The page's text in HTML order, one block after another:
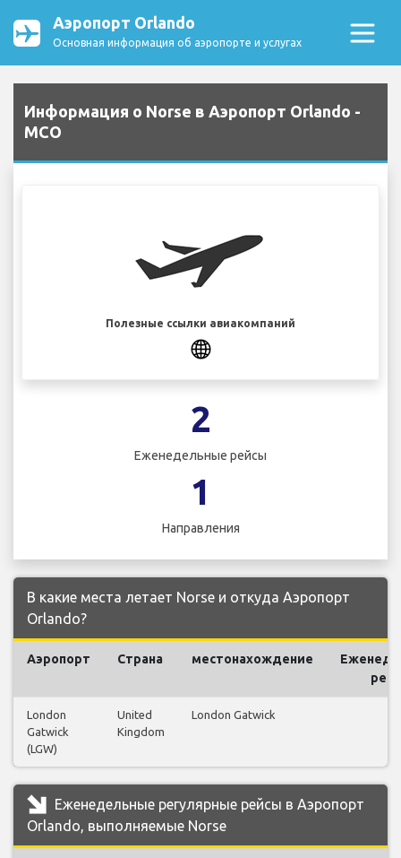
Аэропорт Orlando
Основная информация об аэропорте и услугах
Информация о Norse в Аэропорт Orlando -
MCO
Полезные ссылки авиакомпаний
2
Еженедельные рейсы
1
Направления
В какие места летает Norse и откуда Аэропорт
Orlando?
Аэропорт Страна местонахождение
London
Gatwick
(LGW)
United
Kingdom
London Gatwick
Еженедельные регулярные рейсы в Аэропорт
Orlando, выполняемые Norse